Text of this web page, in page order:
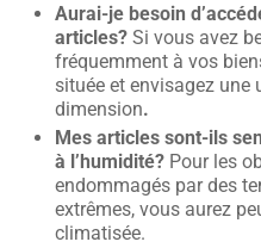
Aurai-je besoin
articles? Si vous avez
fréquemment à vos
située et envisagez une
dimension.
Mes articles sont-ils
à l’humidité? Pour les
endommagés par des
extrêmes, vous aurez
climatisée.